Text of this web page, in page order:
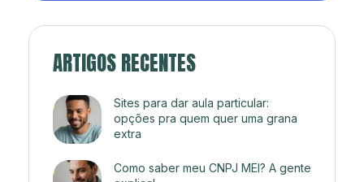
ARTIGOS RECENTES
Sites para dar aula particular:
opções pra quem quer uma grana
extra
Como saber meu CNPJ MEI? A gente